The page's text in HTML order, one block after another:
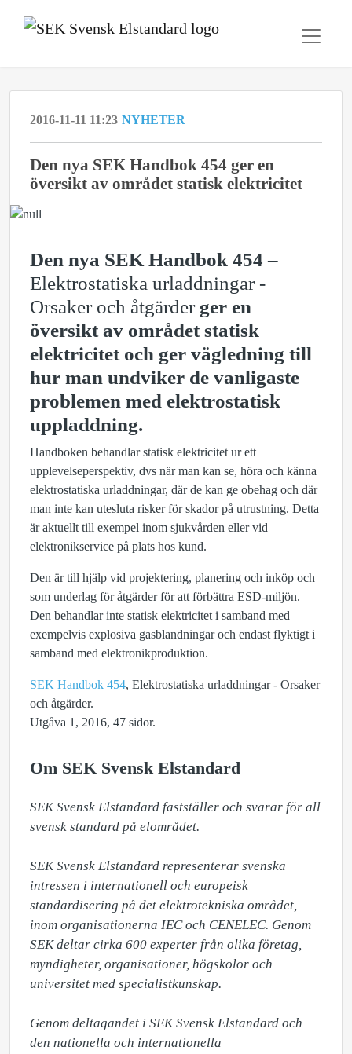
2016-11-11 11:23 NYHETER
Den nya SEK Handbok 454 ger en
översikt av området statisk elektricitet
Den nya SEK Handbok 454–
Elektrostatiska urladdningar -
Orsaker och åtgärder ger en
översikt av området statisk
elektricitet och ger vägledning till
hur man undviker de vanligaste
problemen med elektrostatisk
uppladdning.
Handboken behandlar statisk elektricitet ur ett
upplevelseperspektiv, dvs när man kan se, höra och känna
elektrostatiska urladdningar, där de kan ge obehag och där
man inte kan utesluta risker för skador på utrustning. Detta
är aktuellt till exempel inom sjukvården eller vid
elektronikservice på plats hos kund.
Den är till hjälp vid projektering, planering och inköp och
som underlag för åtgärder för att förbättra ESD-miljön.
Den behandlar inte statisk elektricitet i samband med
exempelvis explosiva gasblandningar och endast flyktigt i
samband med elektronikproduktion.
SEK Handbok 454, Elektrostatiska urladdningar - Orsaker
och åtgärder.
Utgåva 1, 2016, 47 sidor.
Om SEK Svensk Elstandard
SEK Svensk Elstandard fastställer och svarar för all
svensk standard på elområdet.
SEK Svensk Elstandard representerar svenska
intressen i internationell och europeisk
standardisering på det elektrotekniska området,
inom organisationerna IEC och CENELEC. Genom
SEK deltar cirka 600 experter från olika företag,
myndigheter, organisationer, högskolor och
universitet med specialistkunskap.
Genom deltagandet i SEK Svensk Elstandard och
den nationella och internationella